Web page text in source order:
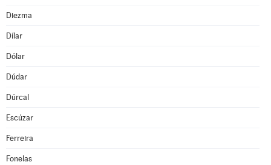
Diezma
Dílar
Dólar
Dúdar
Dúrcal
Escúzar
Ferreira
Fonelas